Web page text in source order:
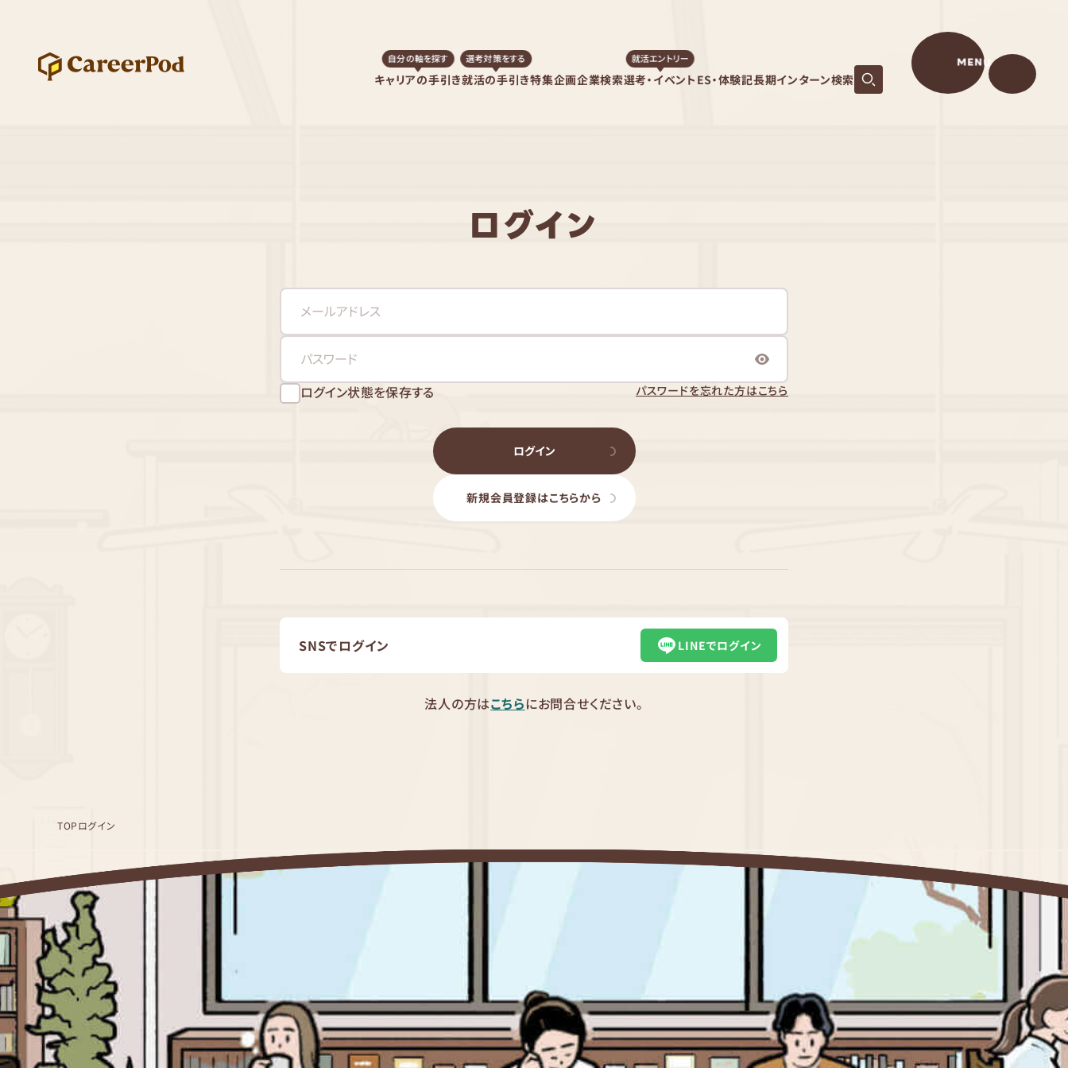
キャリアの手引き
自分の軸を探す
就活の手引き
選考対策をする
特集企画企業検索選考・イベント
就活エントリー
ES・体験記長期インターン検索
MENU
ログイン
ログイン状態を保存する パスワードを忘れた方はこちら
ログイン
新規会員登録はこちらから
SNSでログイン LINEでログイン
法人の方はこちらにお問合せください。
TOPログイン